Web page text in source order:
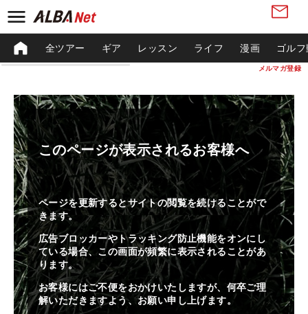
メルマガ登録
全ツアー ギア レッスン ライフ 漫画 ゴル
このページが表示されるお客様へ
ページを更新するとサイトの閲覧を続けることがで
きます。
広告ブロッカーやトラッキング防止機能をオンにし
ている場合、この画面が頻繁に表示されることがあ
ります。
お客様にはご不便をおかけいたしますが、何卒ご理
解いただきますよう、お願い申し上げます。